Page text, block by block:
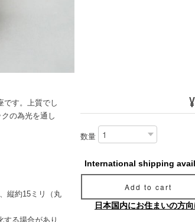
です。上質でし
の為光を通し
縦約15ミリ（丸
る場合があり
¥
数量
International shipping
Add to cart
日本国内にお住まいの方